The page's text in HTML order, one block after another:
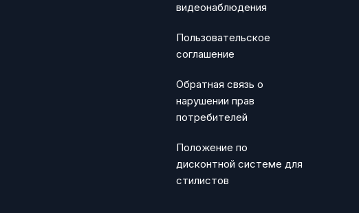
видеонаблюдения
Пользовательское
соглашение
Обратная связь о
нарушении прав
потребителей
Положение по
дисконтной системе для
стилистов